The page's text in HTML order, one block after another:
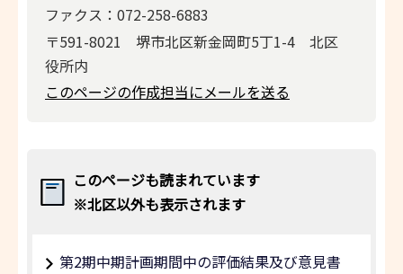
ファクス：072-258-6883
〒591-8021 堺市北区新金岡町5丁1-4 北区
役所内
このページの作成担当にメールを送る
このページも読まれています
※北区以外も表示されます
第2期中期計画期間中の評価結果及び意見書